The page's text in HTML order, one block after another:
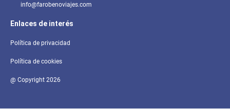
info@farobenoviajes.com
Enlaces de interés
Política de privacidad
Política de cookies
@ Copyright 2026